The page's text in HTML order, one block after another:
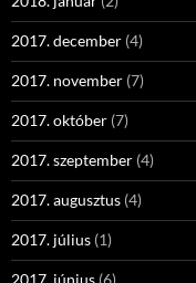
2017. december (4)
2017. november (7)
2017. október (7)
2017. szeptember (4)
2017. augusztus (4)
2017. július (1)
2017. június (6)